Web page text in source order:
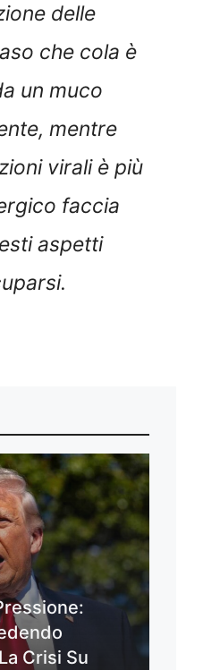
delle
che cola è
un muco
mentre
virali è più
faccia
aspetti
Crisi Su